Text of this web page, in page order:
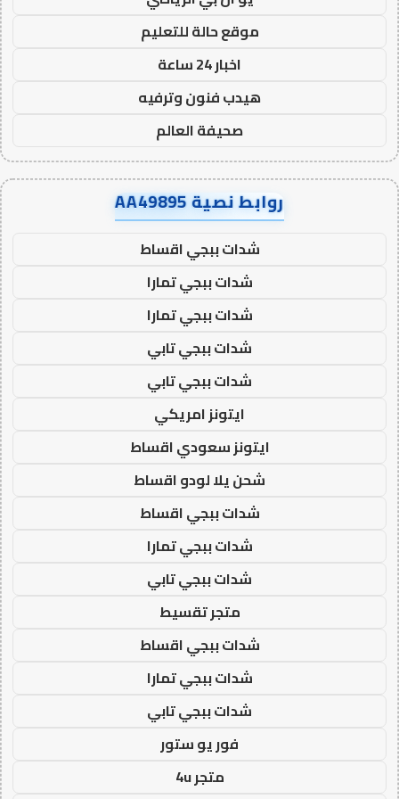
موقع حالة للتعليم
اخبار 24 ساعة
هيدب فنون وترفيه
صحيفة العالم
روابط نصية AA49895
شدات ببجي اقساط
شدات ببجي تمارا
شدات ببجي تمارا
شدات ببجي تابي
شدات ببجي تابي
ايتونز امريكي
ايتونز سعودي اقساط
شحن يلا لودو اقساط
شدات ببجي اقساط
شدات ببجي تمارا
شدات ببجي تابي
متجر تقسيط
شدات ببجي اقساط
شدات ببجي تمارا
شدات ببجي تابي
فور يو ستور
متجر 4u